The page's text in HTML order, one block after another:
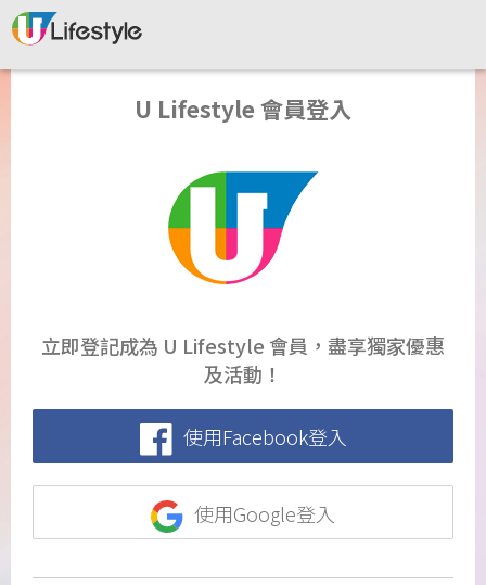
U Lifestyle 會員登入
立即登記成為 U Lifestyle 會員，盡享獨家優惠
及活動！
使用Facebook登入
使用Google登入